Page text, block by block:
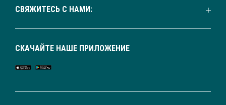
СВЯЖИТЕСЬ С НАМИ:
СКАЧАЙТЕ НАШЕ ПРИЛОЖЕНИЕ